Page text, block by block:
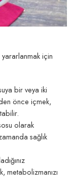
için
bir veya iki
önce içmek,
olarak
sağlık
metabolizmanızı